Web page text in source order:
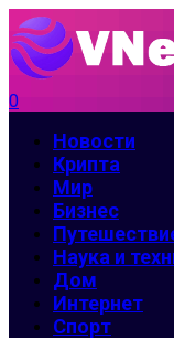
0
Новости
Крипта
Мир
Бизнес
Наука и
Дом
Интернет
Спорт